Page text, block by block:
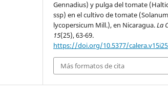
Gennadius) y pulga del tomate
ssp) en el cultivo de tomate (Solanum
lycopersicum Mill.), en Nicaragua.La
15(25), 63-69.
https://doi.org/10.5377/
Más formatos de cita